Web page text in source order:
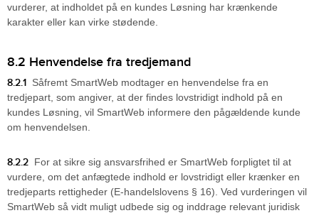
vurderer, at indholdet på en kundes Løsning har krænkende
karakter eller kan virke stødende.
8.2 Henvendelse fra tredjemand
8.2.1 Såfremt SmartWeb modtager en henvendelse fra en
tredjepart, som angiver, at der findes lovstridigt indhold på en
kundes Løsning, vil SmartWeb informere den pågældende kunde
om henvendelsen.
8.2.2 For at sikre sig ansvarsfrihed er SmartWeb forpligtet til at
vurdere, om det anfægtede indhold er lovstridigt eller krænker en
tredjeparts rettigheder (E-handelslovens § 16). Ved vurderingen vil
SmartWeb så vidt muligt udbede sig og inddrage relevant juridisk